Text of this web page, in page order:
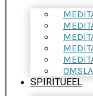
SPIRITUEEL